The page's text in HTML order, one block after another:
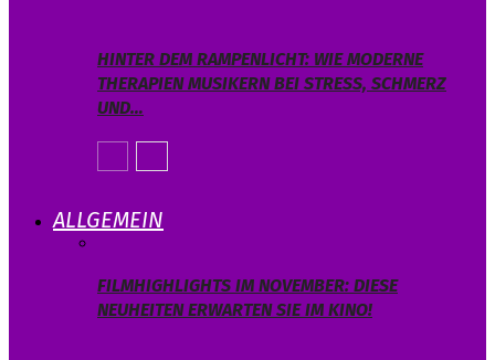
HINTER DEM RAMPENLICHT: WIE MODERNE
THERAPIEN MUSIKERN BEI STRESS, SCHMERZ
UND…
ALLGEMEIN
FILMHIGHLIGHTS IM NOVEMBER: DIESE
NEUHEITEN ERWARTEN SIE IM KINO!